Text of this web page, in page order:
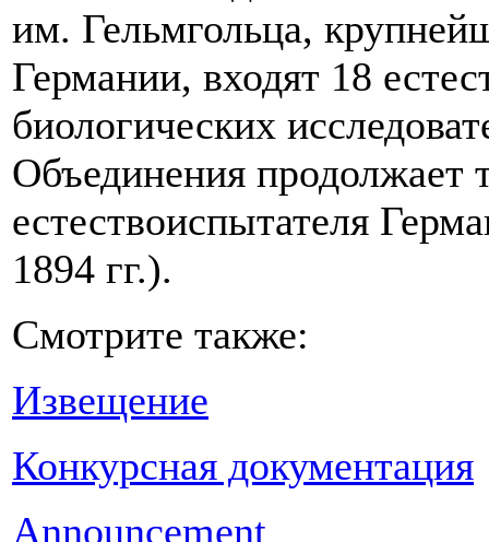
им. Гельмгольца,
Германии, входят 18
биологических
Объединения продолжает
естествоиспытателя
1894 гг.).
Смотрите также:
Извещение
Конкурсная документация
Announcement